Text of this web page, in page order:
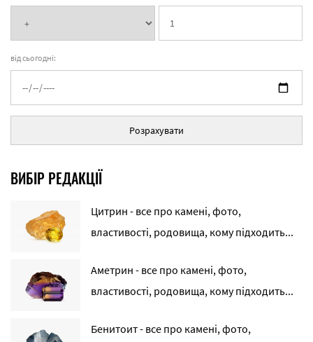
від сьогодні:
Розрахувати
ВИБІР РЕДАКЦІЇ
Цитрин - все про камені, фото,
властивості, родовища, кому підходить...
Аметрин - все про камені, фото,
властивості, родовища, кому підходить...
Бенитоит - все про камені, фото,